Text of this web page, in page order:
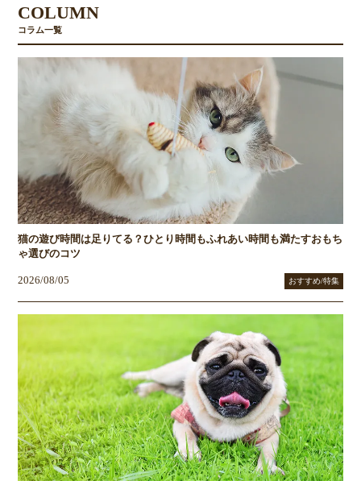
COLUMN
コラム一覧
猫の遊び時間は足りてる？ひとり時間もふれあい時間も満たすおもち
ゃ選びのコツ
2026/08/05 おすすめ/特集